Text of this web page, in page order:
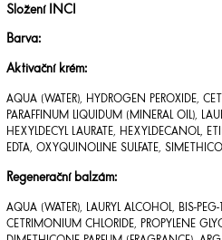
Složení INCI
Barva:
Aktivační krém:
AQUA (WATER), HYDROGEN PEROXIDE,
PARAFFINUM LIQUIDUM (MINERAL OIL),
HEXYLDECYL LAURATE, HEXYLDECANOL,
EDTA, OXYQUINOLINE SULFATE,
Regenerační balzám:
AQUA (WATER), LAURYL ALCOHOL, BIS-
CETRIMONIUM CHLORIDE, PROPYLENE